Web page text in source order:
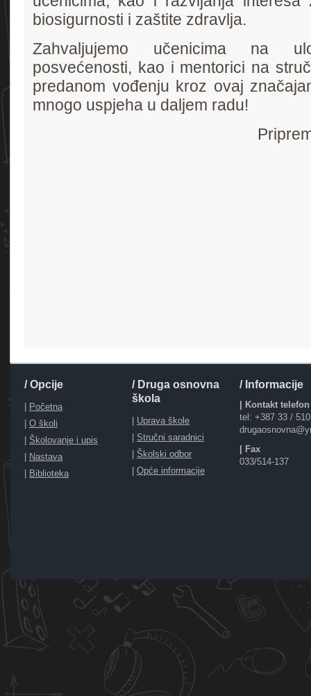
biosigurnosti i zaštite zdravlja.
Zahvaljujemo učenicima na
posvećenosti, kao i mentorici na
predanom vođenju kroz ovaj
mnogo uspjeha u daljem radu!
/ Opcije
| Početna
| O školi
| Školovanje i upis
| Nastava
| Biblioteka
/ Druga osnovna
škola
| Uprava škole
| Stručni saradnici
| Školski odbor
| Opće informacije
/ Informacije
| Kontakt telefon
tel: +387 33 /
| Fax
033/514-137